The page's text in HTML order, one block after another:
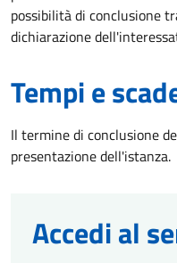
possibilità di conclusione
dichiarazione
Tempi e
Il termine di conclusione
presentazione dell'istanza.
Accedi al